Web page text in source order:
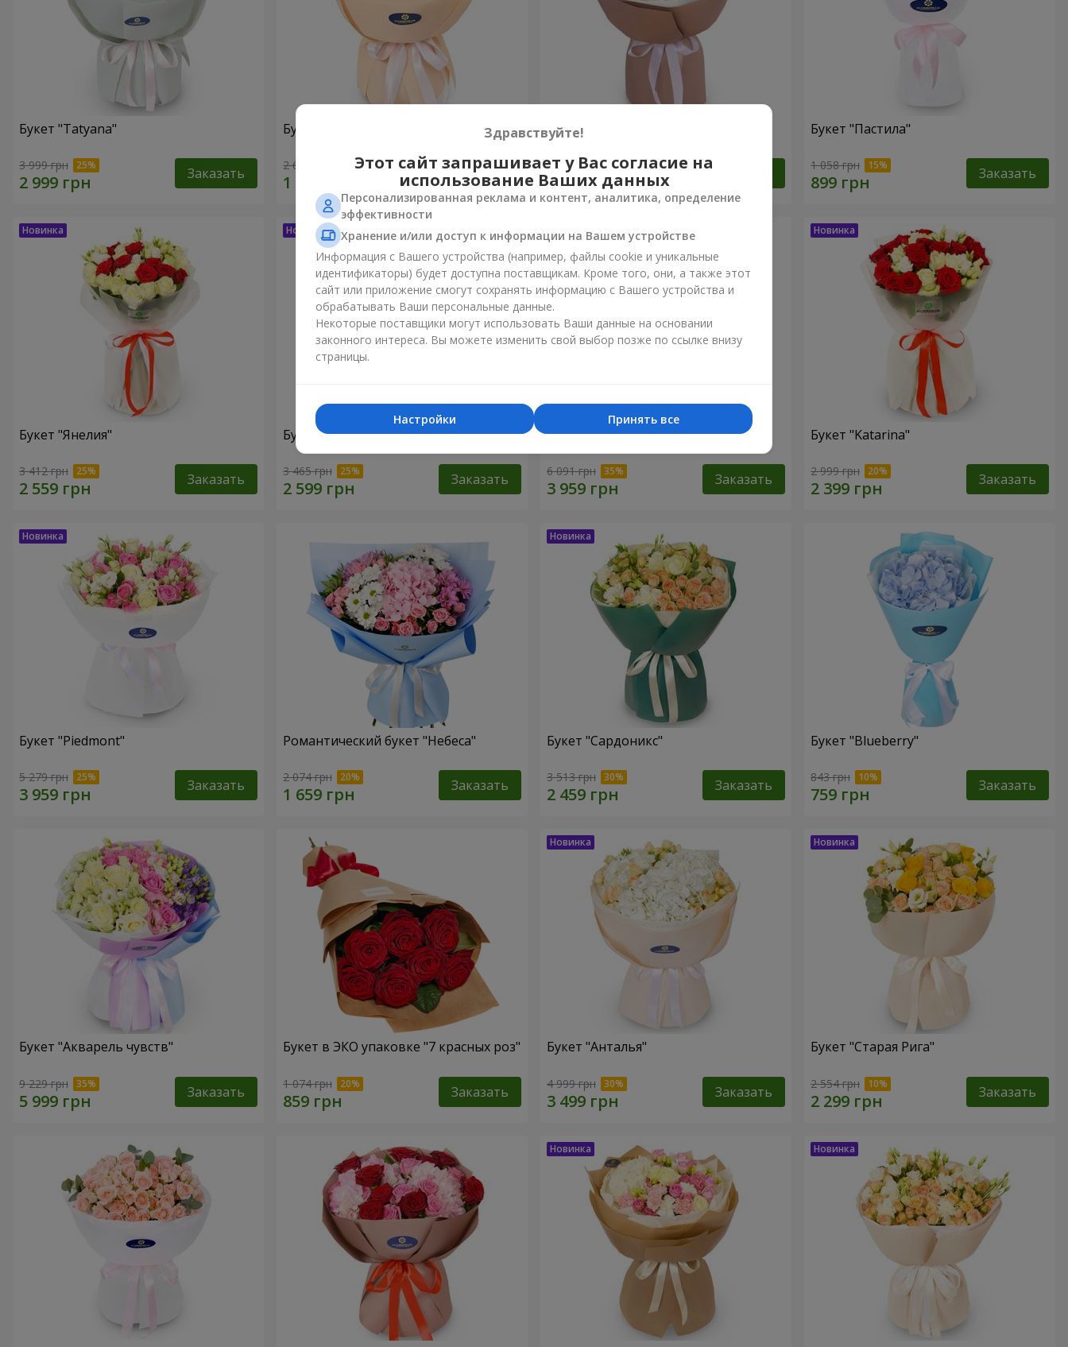
Букет "Tatyana"
3 999 грн Заказать
Букет "Облако чувств"
2 612 грн Заказать
Букет "Венера"
2 374 грн
Букет "Пастила"
1 058 грн Заказать
Букет "Янелия"
3 412 грн Заказать
Букет "Искренность"
3 465 грн Заказать
Букет "Tarnis"
6 091 грн Заказать
Букет "Katarina"
2 999 грн Заказать
Букет "Piedmont"
5 279 грн Заказать
Романтический букет "Небеса"
2 074 грн Заказать
Букет "Сардоникс"
3 513 грн Заказать
Букет "Blueberry"
843 грн Заказать
Букет "Акварель чувств"
9 229 грн Заказать
Букет в ЭКО упаковке "7 красных роз"
1 074 грн Заказать
Букет "Анталья"
4 999 грн Заказать
Букет "Старая Рига"
2 554 грн Заказать
Здравствуйте!
Этот сайт запрашивает у Вас согласие на
использование Ваших данных
Персонализированная реклама и контент, аналитика, определение
эффективности
Хранение и/или доступ к информации на Вашем устройстве
Информация с Вашего устройства (например, файлы cookie и уникальные
идентификаторы) будет доступна поставщикам. Кроме того, они, а также этот
сайт или приложение смогут сохранять информацию с Вашего устройства и
обрабатывать Ваши персональные данные.
Некоторые поставщики могут использовать Ваши данные на основании
законного интереса. Вы можете изменить свой выбор позже по ссылке внизу
страницы.
Принять все
Настройки